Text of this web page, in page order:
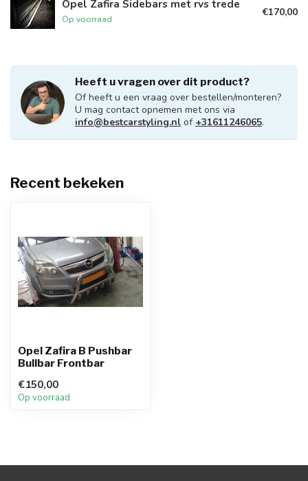
Opel Zafira Sidebars met rvs trede
Op voorraad
€170,00
Heeft u vragen over dit product?
Of heeft u een vraag over bestellen/monteren?
U mag contact opnemen met ons via
info@bestcarstyling.nl of +31611246065.
Recent bekeken
Opel Zafira B Pushbar
Bullbar Frontbar
€150,00
Op voorraad